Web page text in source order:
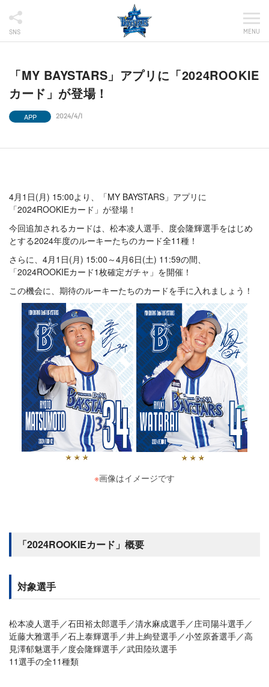
SNS MENU
「MY BAYSTARS」アプリに「2024ROOKIE
カード」が登場！
APP 2024/4/1
4月1日(月) 15:00より、「MY BAYSTARS」アプリに
「2024ROOKIEカード」が登場！
今回追加されるカードは、松本凌人選手、度会隆輝選手をはじめ
とする2024年度のルーキーたちのカード全11種！
さらに、4月1日(月) 15:00～4月6日(土) 11:59の間、
「2024ROOKIEカード1枚確定ガチャ」を開催！
この機会に、期待のルーキーたちのカードを手に入れましょう！
※画像はイメージです
「2024ROOKIEカード」概要
対象選手
松本凌人選手／石田裕太郎選手／清水麻成選手／庄司陽斗選手／
近藤大雅選手／石上泰輝選手／井上絢登選手／小笠原蒼選手／高
見澤郁魅選手／度会隆輝選手／武田陸玖選手
11選手の全11種類